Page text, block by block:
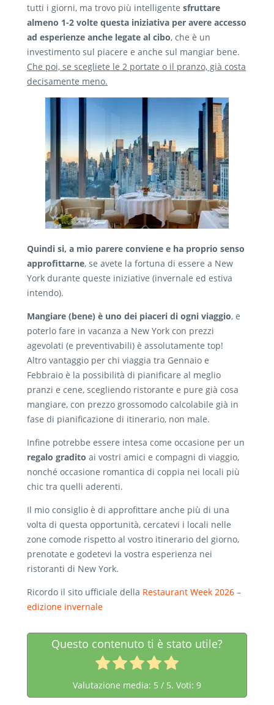
tutti i giorni, ma trovo più intelligente sfruttare
almeno 1-2 volte questa iniziativa per avere accesso
ad esperienze anche legate al cibo, che è un
investimento sul piacere e anche sul mangiar bene.
Che poi, se scegliete le 2 portate o il pranzo, già costa
decisamente meno.
Quindi si, a mio parere conviene e ha proprio senso
approfittarne, se avete la fortuna di essere a New
York durante queste iniziative (invernale ed estiva
intendo).
Mangiare (bene) è uno dei piaceri di ogni viaggio, e
poterlo fare in vacanza a New York con prezzi
agevolati (e preventivabili) è assolutamente top!
Altro vantaggio per chi viaggia tra Gennaio e
Febbraio è la possibilità di pianificare al meglio
pranzi e cene, scegliendo ristorante e pure già cosa
mangiare, con prezzo grossomodo calcolabile già in
fase di pianificazione di itinerario, non male.
Infine potrebbe essere intesa come occasione per un
regalo gradito ai vostri amici e compagni di viaggio,
nonché occasione romantica di coppia nei locali più
chic tra quelli aderenti.
Il mio consiglio è di approfittare anche più di una
volta di questa opportunità, cercatevi i locali nelle
zone comode rispetto al vostro itinerario del giorno,
prenotate e godetevi la vostra esperienza nei
ristoranti di New York.
Ricordo il sito ufficiale della Restaurant Week 2026 –
edizione invernale
Questo contenuto ti è stato utile?
Valutazione media: 5 / 5. Voti: 9